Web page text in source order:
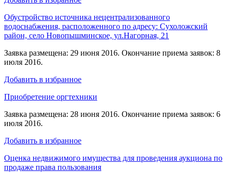
Обустройство источника нецентрализованного
водоснабжения, расположенного по адресу: Сухоложский
район, село Новопышминское, ул.Нагорная, 21
Заявка размещена: 29 июня 2016. Окончание приема заявок: 8
июля 2016.
Добавить в избранное
Приобретение оргтехники
Заявка размещена: 28 июня 2016. Окончание приема заявок: 6
июля 2016.
Добавить в избранное
Оценка недвижимого имущества для проведения аукциона по
продаже права пользования